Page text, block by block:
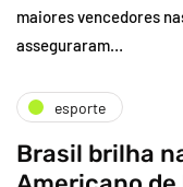
maiores vencedores
asseguraram…
esporte
Brasil brilha